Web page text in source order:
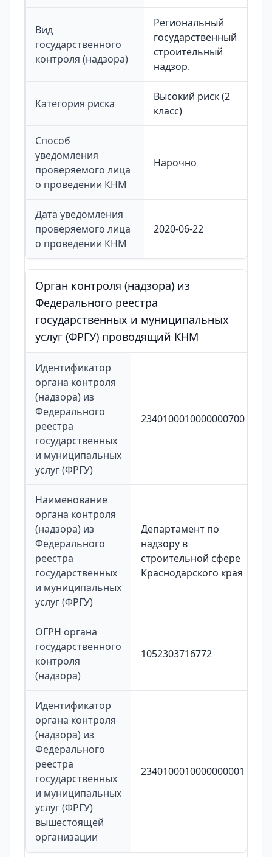
Вид
государственного
контроля (надзора)
Региональный
государственный
строительный
надзор.
Категория риска
Высокий риск (2
класс)
Способ
уведомления
проверяемого лица
о проведении КНМ
Нарочно
Дата уведомления
проверяемого лица
о проведении КНМ
2020-06-22
Орган контроля (надзора) из
Федерального реестра
государственных и муниципальных
услуг (ФРГУ) проводящий КНМ
Идентификатор
органа контроля
(надзора) из
Федерального
реестра
государственных
и муниципальных
услуг (ФРГУ)
2340100010000000700
Наименование
органа контроля
(надзора) из
Федерального
реестра
государственных
и муниципальных
услуг (ФРГУ)
Департамент по
надзору в
строительной сфере
Краснодарского края
ОГРН органа
государственного
контроля
(надзора)
1052303716772
Идентификатор
органа контроля
(надзора) из
Федерального
реестра
государственных
и муниципальных
услуг (ФРГУ)
вышестоящей
организации
2340100010000000001